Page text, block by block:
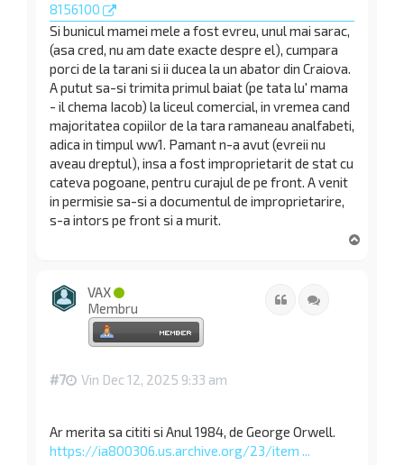
8156100
Si bunicul mamei mele a fost evreu, unul mai sarac,
(asa cred, nu am date exacte despre el), cumpara
porci de la tarani si ii ducea la un abator din Craiova.
A putut sa-si trimita primul baiat (pe tata lu' mama
- il chema Iacob) la liceul comercial, in vremea cand
majoritatea copiilor de la tara ramaneau analfabeti,
adica in timpul ww1. Pamant n-a avut (evreii nu
aveau dreptul), insa a fost improprietarit de stat cu
cateva pogoane, pentru curajul de pe front. A venit
in permisie sa-si a documentul de improprietarire,
s-a intors pe front si a murit.
VAX
Membru
Citat
#7 Vin Dec 12, 2025 9:33 am
Ar merita sa cititi si Anul 1984, de George Orwell.
https://ia800306.us.archive.org/23/item ...